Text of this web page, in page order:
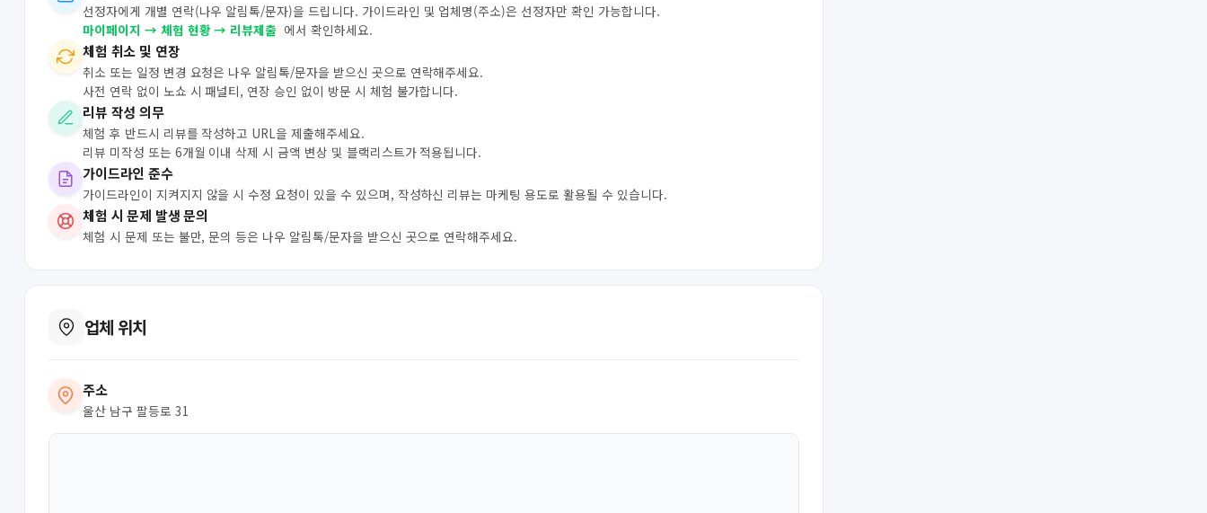
선정자에게 개별 연락(나우 알림톡/문자)을 드립니다. 가이드라인 및 업체명(주소)은 선정자만 확인 가능합니다.
마이페이지 → 체험 현황 → 리뷰제출 에서 확인하세요.
체험 취소 및 연장
취소 또는 일정 변경 요청은 나우 알림톡/문자을 받으신 곳으로 연락해주세요.
사전 연락 없이 노쇼 시 패널티, 연장 승인 없이 방문 시 체험 불가합니다.
리뷰 작성 의무
체험 후 반드시 리뷰를 작성하고 URL을 제출해주세요.
리뷰 미작성 또는 6개월 이내 삭제 시 금액 변상 및 블랙리스트가 적용됩니다.
가이드라인 준수
가이드라인이 지켜지지 않을 시 수정 요청이 있을 수 있으며, 작성하신 리뷰는 마케팅 용도로 활용될 수 있습니다.
체험 시 문제 발생 문의
체험 시 문제 또는 불만, 문의 등은 나우 알림톡/문자을 받으신 곳으로 연락해주세요.
업체 위치
주소
울산 남구 팔등로 31